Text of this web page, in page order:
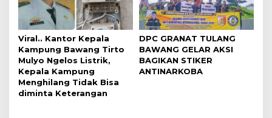
Viral.. Kantor Kepala
Kampung Bawang Tirto
Mulyo Ngelos Listrik,
Kepala Kampung
Menghilang Tidak Bisa
diminta Keterangan
DPC GRANAT TULANG
BAWANG GELAR AKSI
BAGIKAN STIKER
ANTINARKOBA